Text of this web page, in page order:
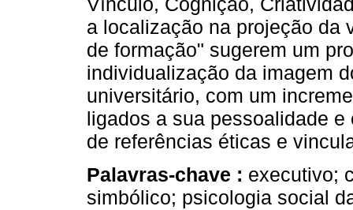
a localização na projeção da
de formação" sugerem um
individualização da imagem
universitário, com um
ligados a sua pessoalidade
de referências éticas e
Palavras-chave : executivo;
simbólico; psicologia social